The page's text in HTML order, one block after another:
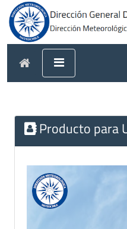
Producto para